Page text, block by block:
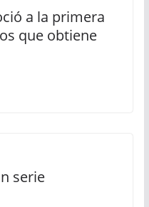
a la primera
que obtiene
serie